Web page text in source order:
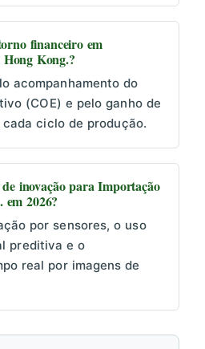
financeiro em
Kong.?
acompanhamento do
(COE) e pelo ganho de
ciclo de produção.
inovação para Importação
em 2026?
por sensores, o uso
preditiva e o
real por imagens de